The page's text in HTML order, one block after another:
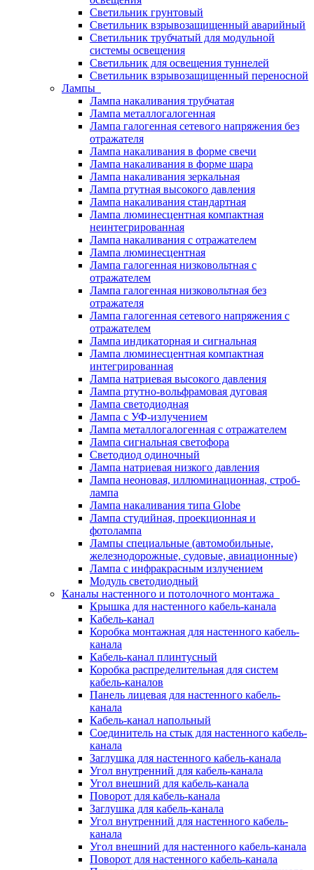
Светильник грунтовый
Светильник взрывозащищенный аварийный
Светильник трубчатый для модульной
системы освещения
Светильник для освещения туннелей
Светильник взрывозащищенный переносной
Лампы
Лампа накаливания трубчатая
Лампа металлогалогенная
Лампа галогенная сетевого напряжения без
отражателя
Лампа накаливания в форме свечи
Лампа накаливания в форме шара
Лампа накаливания зеркальная
Лампа ртутная высокого давления
Лампа накаливания стандартная
Лампа люминесцентная компактная
неинтегрированная
Лампа накаливания с отражателем
Лампа люминесцентная
Лампа галогенная низковольтная с
отражателем
Лампа галогенная низковольтная без
отражателя
Лампа галогенная сетевого напряжения с
отражателем
Лампа индикаторная и сигнальная
Лампа люминесцентная компактная
интегрированная
Лампа натриевая высокого давления
Лампа ртутно-вольфрамовая дуговая
Лампа светодиодная
Лампа с УФ-излучением
Лампа металлогалогенная с отражателем
Лампа сигнальная светофора
Светодиод одиночный
Лампа натриевая низкого давления
Лампа неоновая, иллюминационная, строб-
лампа
Лампа накаливания типа Globe
Лампа студийная, проекционная и
фотолампа
Лампы специальные (автомобильные,
железнодорожные, судовые, авиационные)
Лампа с инфракрасным излучением
Модуль светодиодный
Каналы настенного и потолочного монтажа
Крышка для настенного кабель-канала
Кабель-канал
Коробка монтажная для настенного кабель-
канала
Кабель-канал плинтусный
Коробка распределительная для систем
кабель-каналов
Панель лицевая для настенного кабель-
канала
Кабель-канал напольный
Соединитель на стык для настенного кабель-
канала
Заглушка для настенного кабель-канала
Угол внутренний для кабель-канала
Угол внешний для кабель-канала
Поворот для кабель-канала
Заглушка для кабель-канала
Угол внутренний для настенного кабель-
канала
Угол внешний для настенного кабель-канала
Поворот для настенного кабель-канала